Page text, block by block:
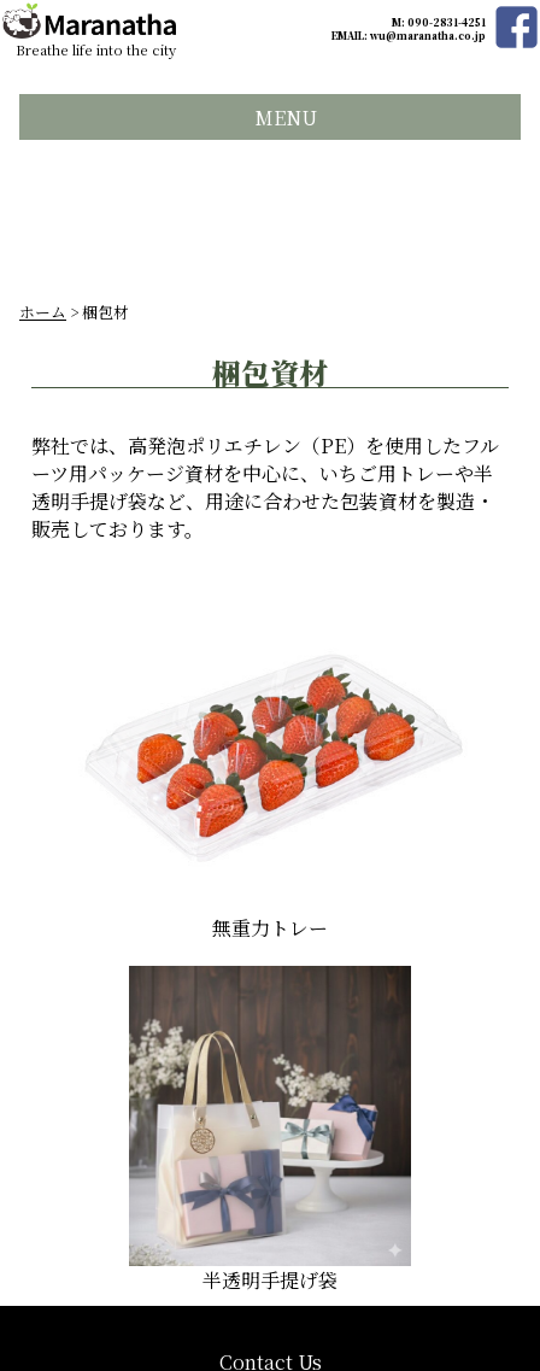
Breathe life into the city
M: 090-2831-4251
EMAIL:wu@maranatha.co.jp
MENU
ホーム > 梱包材
梱包資材
弊社では、高発泡ポリエチレン（PE）を使用したフル
ーツ用パッケージ資材を中心に、いちご用トレーや半
透明手提げ袋など、用途に合わせた包装資材を製造・
販売しております。
無重力トレー
半透明手提げ袋
Contact Us